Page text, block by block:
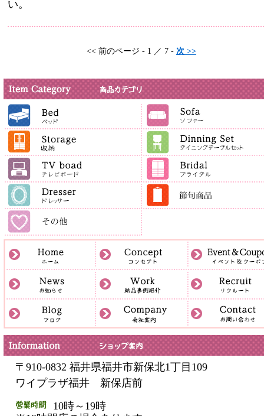
い。
<< 前のページ - 1 ／ 7 - 次 >>
〒910-0832 福井県福井市新保北1丁目109
ワイプラザ福井 新保店前
10時～19時